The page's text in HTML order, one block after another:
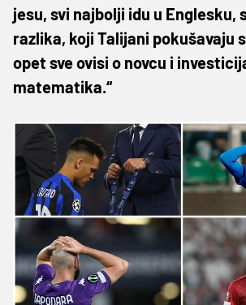
jesu, svi najbolji idu u Englesku,
razlika, koji Talijani pokušavaju
opet sve ovisi o novcu i
matematika.“